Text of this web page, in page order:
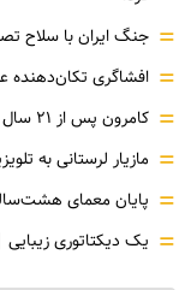
= جنگ ایران با سلاح
= افشاگری‌ تکان‌دهنده
= کامرون پس از ۲۱ سال به فکر واگذاری «آواتار» افتاد
= مازیار لرستانی به
= پایان معمای
= یک دیکتاتوری